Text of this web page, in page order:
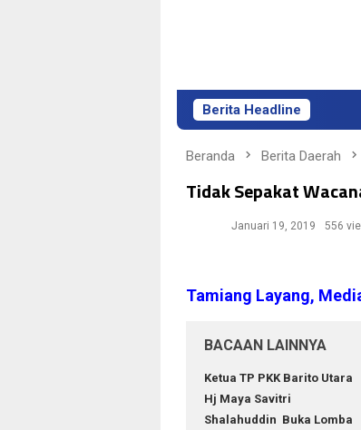
Berita Headline
Beranda Berita Daerah
Tidak Sepakat
Januari 19, 2019 556
Tamiang Layang,
BACAAN LAINNYA
Ketua TP PKK Barito Utara
Hj Maya Savitri
Shalahuddin Buka Lomba